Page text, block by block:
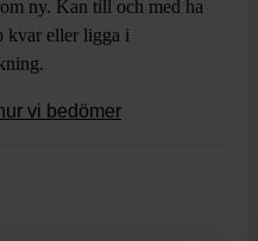
ny. Kan till och med ha
kvar eller ligga i
vi bedömer